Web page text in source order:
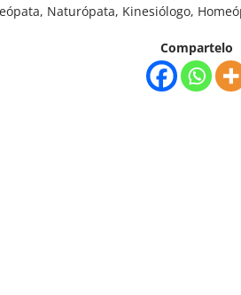
Naturópata, Kinesiólogo,
Compartelo